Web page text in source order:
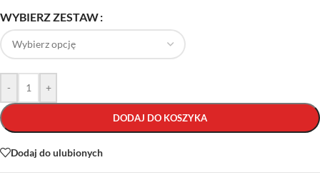
WYBIERZ ZESTAW
- +
DODAJ DO KOSZYKA
Dodaj do ulubionych